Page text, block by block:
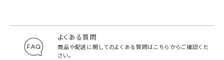
よくある質問
商品や配送に関してのよくある質問はこちらからご確認くだ
さい。